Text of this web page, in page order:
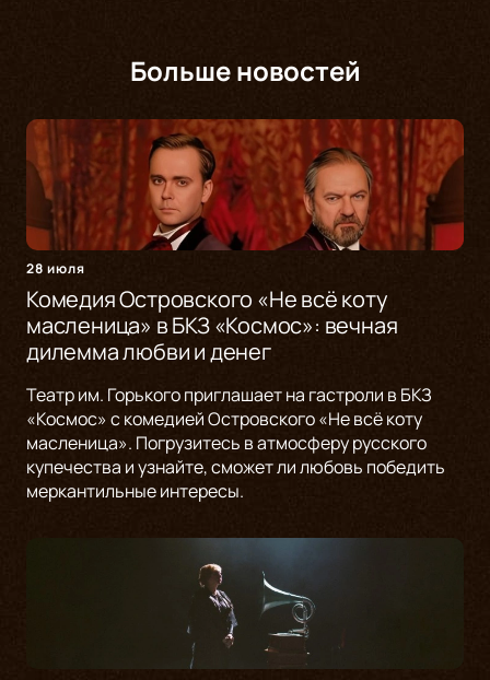
Больше новостей
28 июля
Комедия Островского «Не всё коту
масленица» в БКЗ «Космос»: вечная
дилемма любви и денег
Театр им. Горького приглашает на гастроли в БКЗ
«Космос» с комедией Островского «Не всё коту
масленица». Погрузитесь в атмосферу русского
купечества и узнайте, сможет ли любовь победить
меркантильные интересы.